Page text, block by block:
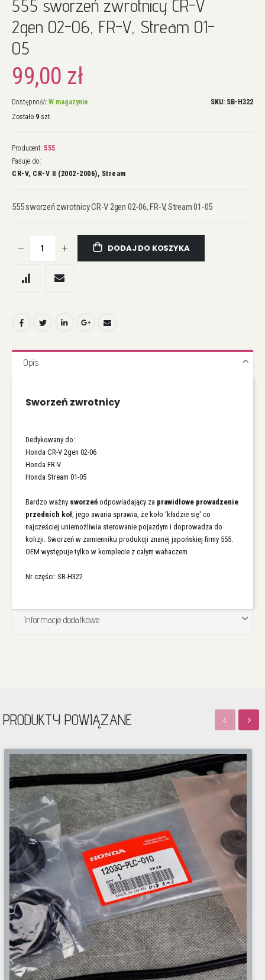
początek
galerii
555 sworzeń zwrotnicy CR-V
2gen 02-06, FR-V, Stream 01-
05
99,00 zł
Dostępność: W magazynie
Zostało 9 szt.
SKU SB-H322
Producent: 555
Pasuje do:
CR-V, CR-V II (2002-2006), Stream
555 sworzeń zwrotnicy CR-V 2gen 02-06, FR-V, Stream 01-05
DODAJ DO KOSZYKA
Opis
Sworzeń zwrotnicy
Dedykowany do:
Honda CR-V 2gen 02-06
Honda FR-V
Honda Stream 01-05
Bardzo ważny sworzeń odpowiadający za prawidłowe prowadzenie
przednich koł , jego awaria sprawia, że koło 'kładzie się' co
najcześciej uniemożliwia sterowanie pojazdym i doprowadza do
kolizji. Sworzeń w zamienniku produkcji znanej japońskiej firmy 555.
OEM występuje tylko w komplecie z całym wahaczem.
Nr części: SB-H322
Informacje dodatkowe
PRODUKTY POWIĄZANE